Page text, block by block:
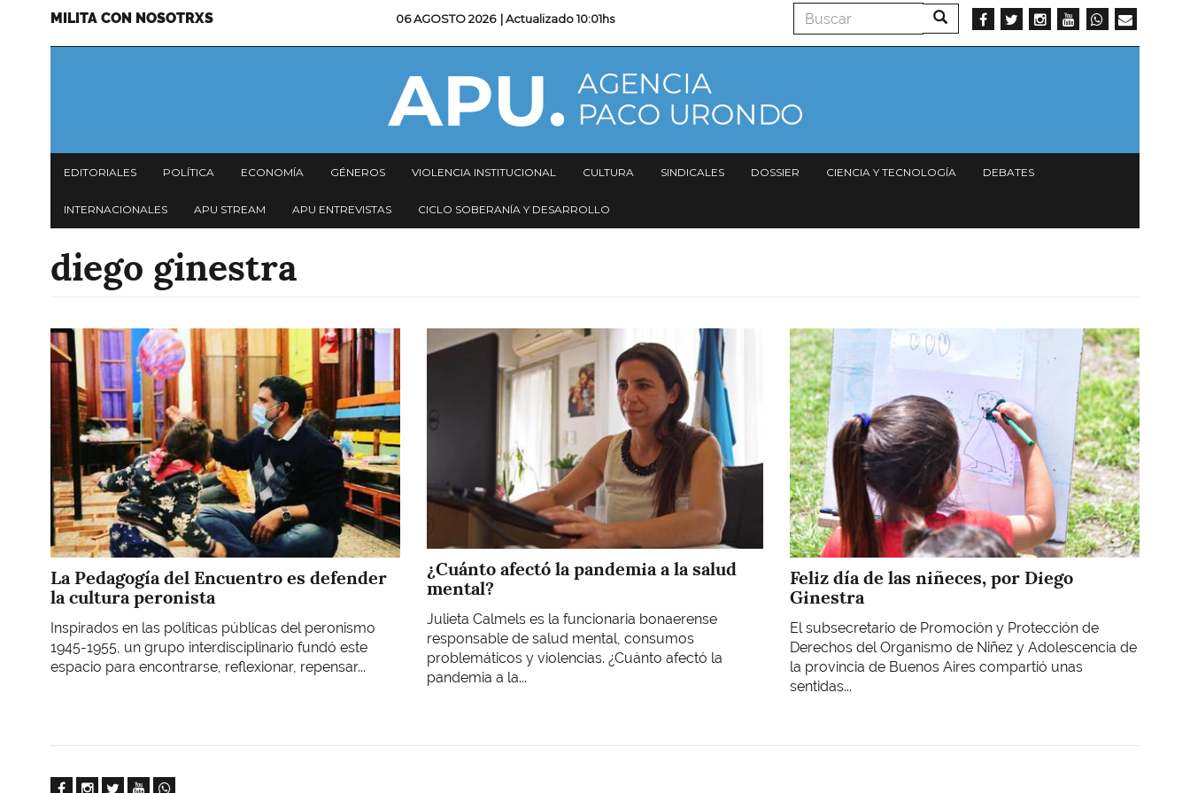
Menu
MILITA CON NOSOTRXS 06 AGOSTO 2026 | Actualizado10:01hs Buscar Buscar
Navegación
principal
EDITORIALES POLÍTICA ECONOMÍA GÉNEROS VIOLENCIA INSTITUCIONAL CULTURA SINDICALES DOSSIER CIENCIA Y TECNOLOGÍA DEBATES
INTERNACIONALES APU STREAM APU ENTREVISTAS CICLO SOBERANÍA Y DESARROLLO
diego ginestra
Imagen
La Pedagogía del Encuentro es defender
la cultura peronista
Inspirados en las políticas públicas del peronismo
1945-1955, un grupo interdisciplinario fundó este
espacio para encontrarse, reflexionar, repensar...
Imagen
¿Cuánto afectó la pandemia a la salud
mental?
Julieta Calmels es la funcionaria bonaerense
responsable de salud mental, consumos
problemáticos y violencias. ¿Cuánto afectó la
pandemia a la...
Imagen
Feliz día de las niñeces, por Diego
Ginestra
El subsecretario de Promoción y Protección de
Derechos del Organismo de Niñez y Adolescencia de
la provincia de Buenos Aires compartió unas
sentidas...